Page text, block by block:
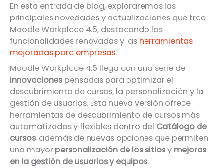
En esta entrada de blog, exploraremos las
principales novedades y actualizaciones que trae
Moodle Workplace 4.5, destacando las
funcionalidades renovadas y las herramientas
mejoradas para empresas.
Moodle Workplace 4.5 llega con una serie de
innovaciones pensadas para optimizar el
descubrimiento de cursos, la personalización y la
gestión de usuarios. Esta nueva versión ofrece
herramientas de descubrimiento de cursos más
automatizadas y flexibles dentro del Catálogo de
cursos, además de nuevas opciones que permiten
una mayor personalización de los sitiosy mejoras
en la gestión de usuarios y equipos.